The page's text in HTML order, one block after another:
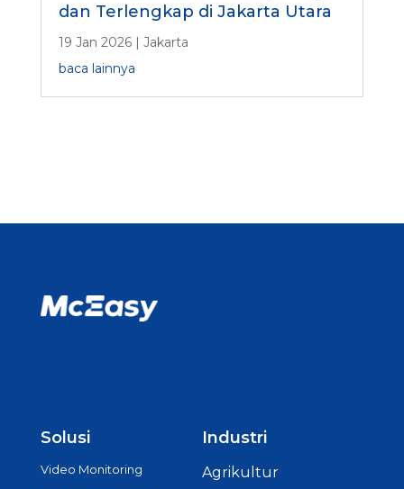
dan Terlengkap di Jakarta Utara
19 Jan 2026| Jakarta
baca lainnya
Solusi
Video Monitoring
Industri
Agrikultur